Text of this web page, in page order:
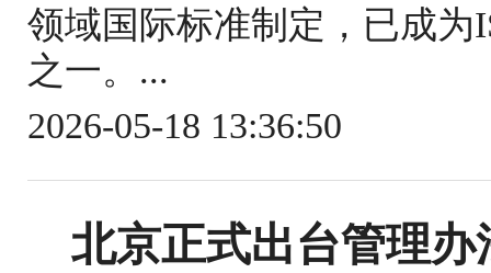
领域国际标准制定，已成为
之一。...
2026-05-18 13:36:50
北京正式出台管理